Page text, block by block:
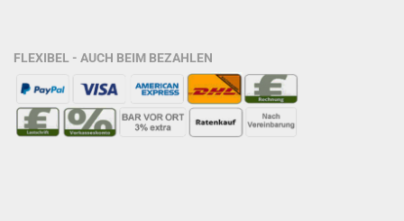
FLEXIBEL - AUCH BEIM BEZAHLEN